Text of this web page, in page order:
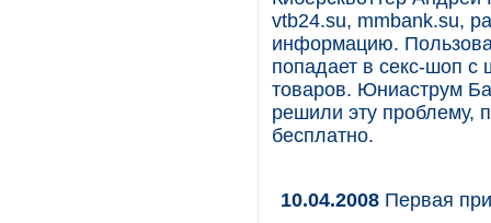
vtb24.su, mmbank.su,
информацию.
попадает в секс-шоп с
товаров. Юниаструм
решили эту проблему,
бесплатно.
10.04.2008 Первая